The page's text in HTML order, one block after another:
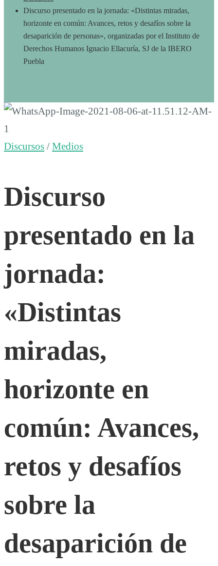
Discurso presentado en la jornada: «Distintas miradas,
horizonte en común: Avances, retos y desafíos sobre la
desaparición de personas», organizadas por el Instituto de
Derechos Humanos Ignacio Ellacuría, SJ de la IBERO
Puebla
Discurso
presentado
en
jornada:
«Distintas
miradas,
horizonte
en
común:
retos
y
desafíos
Discursos / Medios
Discurso
presentado en la
jornada:
«Distintas
miradas,
horizonte en
común: Avances,
retos y desafíos
sobre la
desaparición de